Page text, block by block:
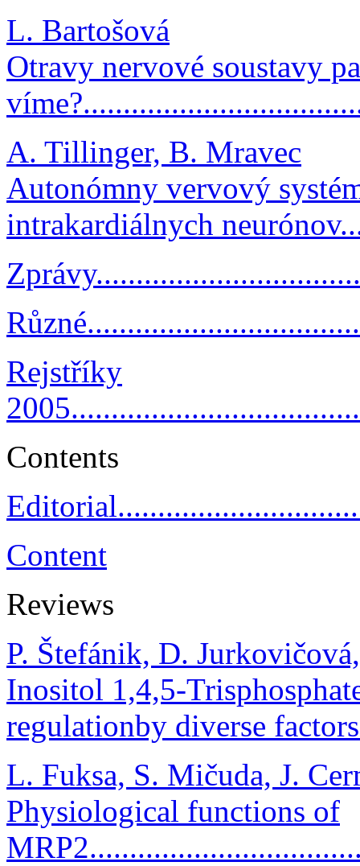
L. Bartošová
Otravy nervové soustavy
A. Tillinger, B. Mravec
Autonómny vervový
intrakardiálnych
Rejstříky
Contents
Content
Reviews
P. Štefánik, D.
Inositol 1,4,5-
regulationby diverse
L. Fuksa, S. Mičuda, J.
Physiological functions of